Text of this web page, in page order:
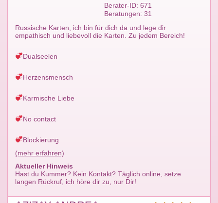
Russische Karten, ich bin für dich da und lege dir
empathisch und liebevoll die Karten. Zu jedem Bereich!
Dualseelen
Herzensmensch
Karmische Liebe
No contact
Blockierung
(mehr erfahren)
Aktueller Hinweis
Hast du Kummer? Kein Kontakt? Täglich online, setze
langen Rückruf, ich höre dir zu, nur Dir!
Berater-ID: 671
Beratungen: 31